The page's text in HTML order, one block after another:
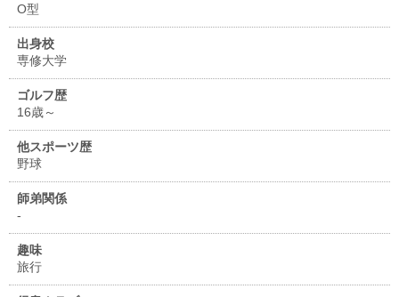
O型
出身校
専修大学
ゴルフ歴
16歳～
他スポーツ歴
野球
師弟関係
-
趣味
旅行